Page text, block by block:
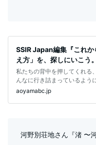
SSIR Japan編集『これ
え方」を、探しにいこう。
私たちの背中を押してくれる
んなに行き詰まっているよう
社会をよくする解決策は、世
aoyamabc.jp
河野別荘地さん『渚 〜